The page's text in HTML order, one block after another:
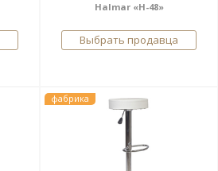
Halmar «H-48»
Выбрать продавца
фабрика